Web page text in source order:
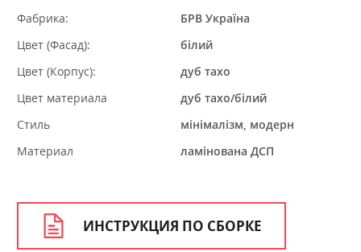
Фабрика:
БРВ Україна
Цвет (Фасад):
білий
Цвет (Корпус):
дуб тахо
Цвет материала
дуб тахо/білий
Стиль
мінімалізм, модерн
Материал
ламінована ДСП
ИНСТРУКЦИЯ ПО СБОРКЕ